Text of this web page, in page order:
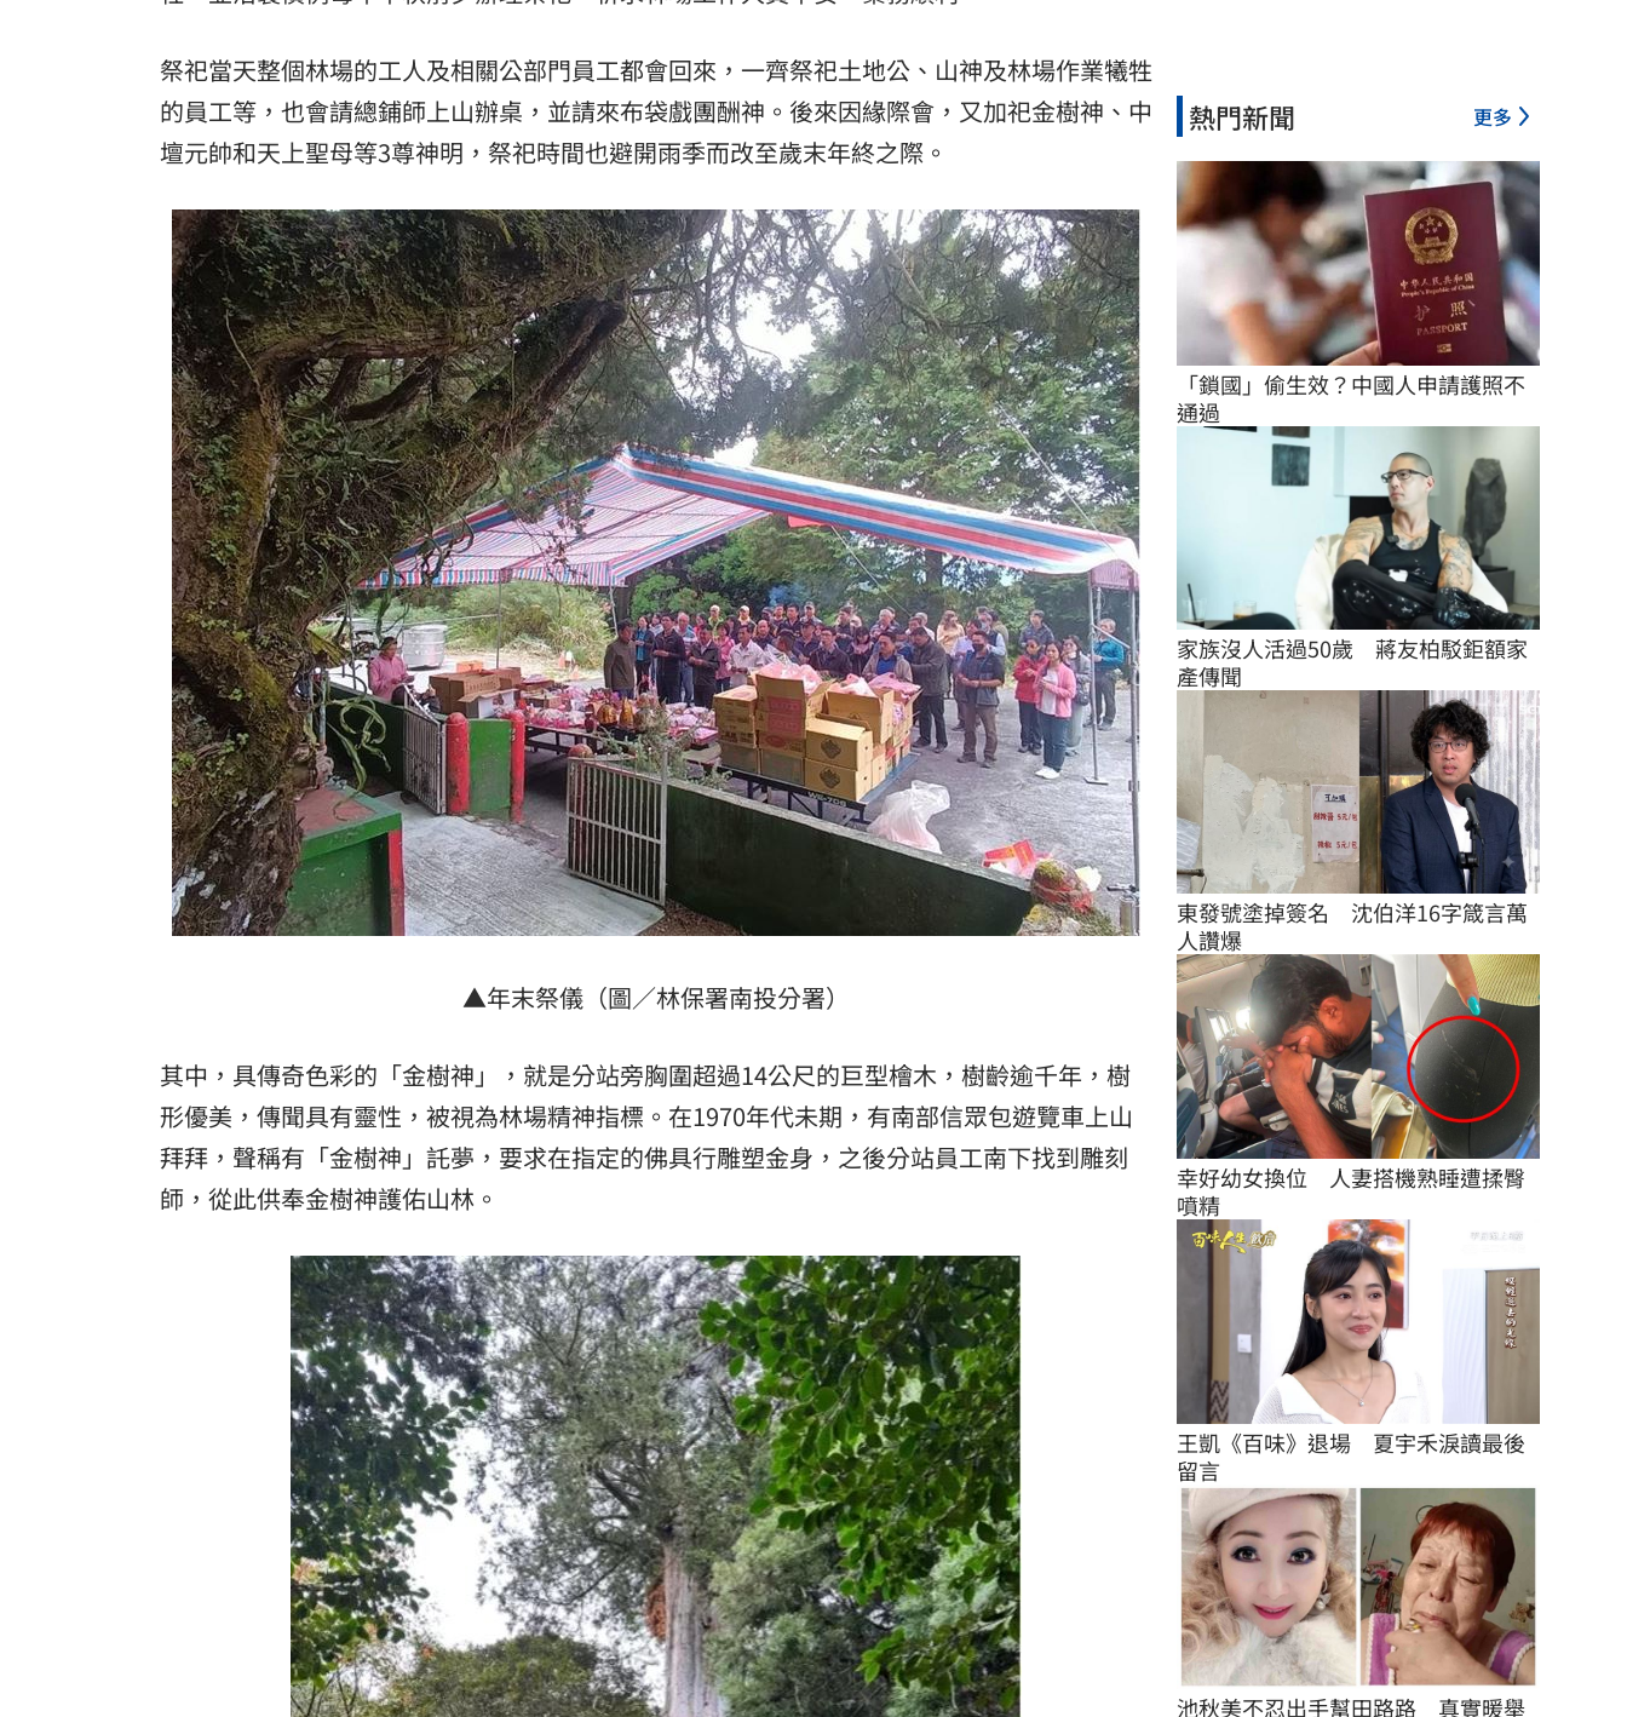
祭祀當天整個林場的工人及相關公部門員工都會回來，一齊祭祀土地公、山神及林場作業犧牲
的員工等，也會請總鋪師上山辦桌，並請來布袋戲團酬神。後來因緣際會，又加祀金樹神、中
壇元帥和天上聖母等3尊神明，祭祀時間也避開雨季而改至歲末年終之際。
▲年末祭儀（圖／林保署南投分署）
其中，具傳奇色彩的「金樹神」，就是分站旁胸圍超過14公尺的巨型檜木，樹齡逾千年，樹
形優美，傳聞具有靈性，被視為林場精神指標。在1970年代未期，有南部信眾包遊覽車上山
拜拜，聲稱有「金樹神」託夢，要求在指定的佛具行雕塑金身，之後分站員工南下找到雕刻
師，從此供奉金樹神護佑山林。
熱門新聞 更多
「鎖國」偷生效？中國人申請護照不
通過
家族沒人活過50歲　蔣友柏駁鉅額家
產傳聞
東發號塗掉簽名　沈伯洋16字箴言萬
人讚爆
幸好幼女換位　人妻搭機熟睡遭揉臀
噴精
王凱《百味》退場　夏宇禾淚讀最後
留言
池秋美不忍出手幫田路路　真實暖舉